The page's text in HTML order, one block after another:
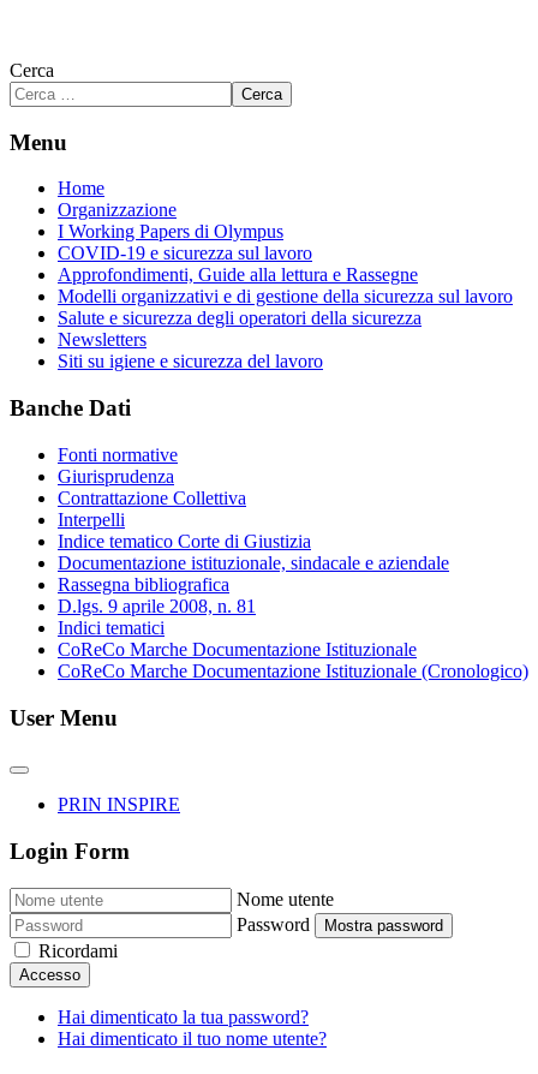
Cerca
Cerca
Menu
Home
Organizzazione
I Working Papers di Olympus
COVID-19 e sicurezza sul lavoro
Approfondimenti, Guide alla lettura e Rassegne
Modelli organizzativi e di gestione della sicurezza sul lavoro
Salute e sicurezza degli operatori della sicurezza
Newsletters
Siti su igiene e sicurezza del lavoro
Banche Dati
Fonti normative
Giurisprudenza
Contrattazione Collettiva
Interpelli
Indice tematico Corte di Giustizia
Documentazione istituzionale, sindacale e aziendale
Rassegna bibliografica
D.lgs. 9 aprile 2008, n. 81
Indici tematici
CoReCo Marche Documentazione Istituzionale
CoReCo Marche Documentazione Istituzionale (Cronologico)
User Menu
PRIN INSPIRE
Login Form
Nome utente
Password
Mostra password
Ricordami
Accesso
Hai dimenticato la tua password?
Hai dimenticato il tuo nome utente?